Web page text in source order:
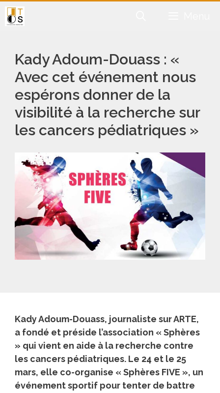
Aller
au
Kady Adoum-Douass : «
Avec cet événement nous
espérons donner de la
visibilité à la recherche sur
les cancers pédiatriques »
Kady Adoum-Douass, journaliste sur ARTE,
a fondé et préside l’association « Sphères
» qui vient en aide à la recherche contre
les cancers pédiatriques. Le 24 et le 25
mars, elle co-organise « Sphères FIVE », un
événement sportif pour tenter de battre